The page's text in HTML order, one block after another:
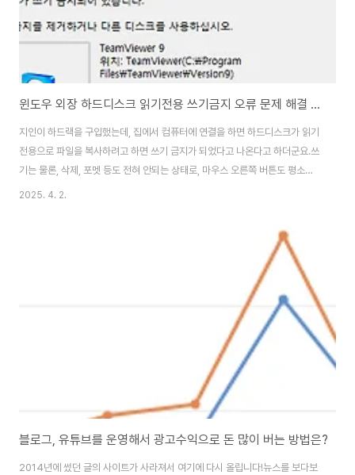
윈도우 외장 하드디스크 읽기전용 쓰기금지 오류 문제 해결 방법
지인이 하드랙을 구입했는데, 집에서 컴퓨터에 연결을 하면 하드디스크가 읽기
전용으로 파일을 복사하려고 하면 쓰기 금지가 되었다고 나온다고 하더군요.쓰
기는 물론, 삭제, 포멧 등도 전혀 안되는 상태로, 마우스 오른쪽 버튼도 평소와
는 조금 다른 모습이라고…근데 사무실에 가지고 가면 또 잘된다고 하는데, 제
정을 변경해봐도 안되던데, 하드디스크 상태를 오프라인으로 바꾸었다가 온라
인으로 바꾸었더니 해결이 되더군요~TeamViewer로 원격으로 접속을 해서
통화를 하면서 찍어본 동영상인데, 참고해 보시길 바라겠습니다. 하드 디스크
쓰기 금지 오류하드 디스크에 파일을 복사하려고 하니 디스크가 쓰기 금지되어
2025. 4. 2.
블로그, 유튜브를 운영해서 광고수익으로 돈 많이 버는 방법은?
2014년에 썼던 글의 사이트가 사라져서 여기에 다시 올립니다!뉴스를 보다보